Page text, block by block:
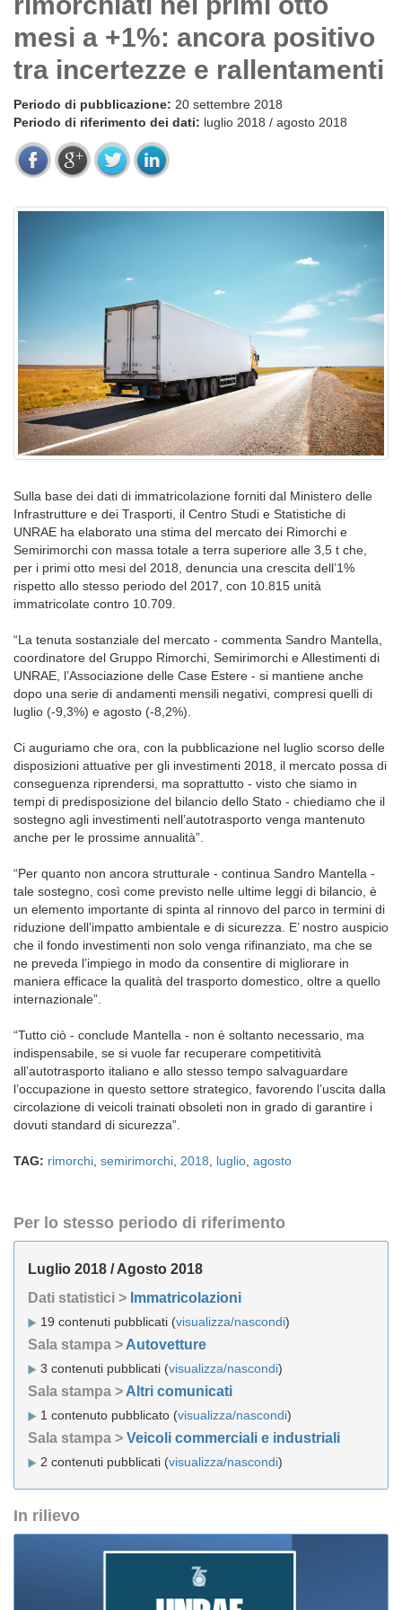
mesi a +1%: ancora positivo
tra incertezze e rallentamenti
Periodo di pubblicazione: 20 settembre 2018
Periodo di riferimento dei dati: luglio 2018 / agosto 2018
Sulla base dei dati di immatricolazione forniti dal Ministero delle
Infrastrutture e dei Trasporti, il Centro Studi e Statistiche di
UNRAE ha elaborato una stima del mercato dei Rimorchi e
Semirimorchi con massa totale a terra superiore alle 3,5 t che,
per i primi otto mesi del 2018, denuncia una crescita dell’1%
rispetto allo stesso periodo del 2017, con 10.815 unità
immatricolate contro 10.709.
“La tenuta sostanziale del mercato - commenta Sandro Mantella,
coordinatore del Gruppo Rimorchi, Semirimorchi e Allestimenti di
UNRAE, l’Associazione delle Case Estere - si mantiene anche
dopo una serie di andamenti mensili negativi, compresi quelli di
luglio (-9,3%) e agosto (-8,2%).
Ci auguriamo che ora, con la pubblicazione nel luglio scorso delle
disposizioni attuative per gli investimenti 2018, il mercato possa di
conseguenza riprendersi, ma soprattutto - visto che siamo in
tempi di predisposizione del bilancio dello Stato - chiediamo che il
sostegno agli investimenti nell’autotrasporto venga mantenuto
anche per le prossime annualità”.
“Per quanto non ancora strutturale - continua Sandro Mantella -
tale sostegno, così come previsto nelle ultime leggi di bilancio, è
un elemento importante di spinta al rinnovo del parco in termini di
riduzione dell’impatto ambientale e di sicurezza. E’ nostro auspicio
che il fondo investimenti non solo venga rifinanziato, ma che se
ne preveda l’impiego in modo da consentire di migliorare in
maniera efficace la qualità del trasporto domestico, oltre a quello
internazionale”.
“Tutto ciò - conclude Mantella - non è soltanto necessario, ma
indispensabile, se si vuole far recuperare competitività
all’autotrasporto italiano e allo stesso tempo salvaguardare
l’occupazione in questo settore strategico, favorendo l’uscita dalla
circolazione di veicoli trainati obsoleti non in grado di garantire i
dovuti standard di sicurezza”.
TAG: rimorchi semirimorchi 2018 luglio agosto
Per lo stesso periodo di riferimento
Luglio 2018 / Agosto 2018
Dati statistici > Immatricolazioni
19 contenuti pubblicati (visualizza/nascondi)
Sala stampa > Autovetture
3 contenuti pubblicati (visualizza/nascondi)
Sala stampa > Altri comunicati
1 contenuto pubblicato (visualizza/nascondi)
Sala stampa > Veicoli commerciali e industriali
2 contenuti pubblicati (visualizza/nascondi)
In rilievo